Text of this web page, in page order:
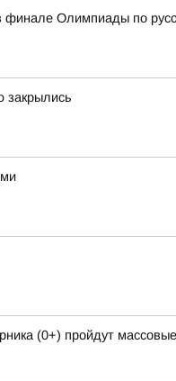
финале Олимпиады по
закрылись
(0+) пройдут